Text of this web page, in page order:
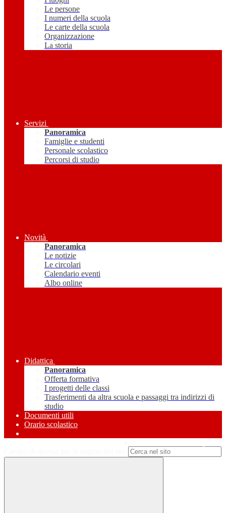
Le persone
I numeri della scuola
Le carte della scuola
Organizzazione
La storia
Servizi
Panoramica
Famiglie e studenti
Personale scolastico
Percorsi di studio
Novità
Panoramica
Le notizie
Le circolari
Calendario eventi
Albo online
Didattica
Panoramica
Offerta formativa
I progetti delle classi
Trasferimenti da altra scuola e passaggi tra indirizzi di
studio
Documenti utili
Orario scolastico